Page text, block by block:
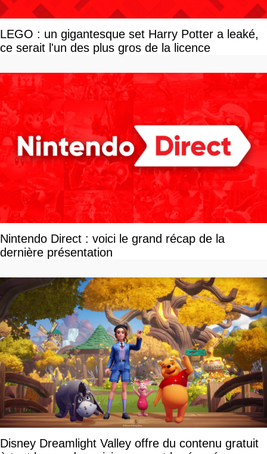
LEGO : un gigantesque set Harry Potter a leaké,
ce serait l'un des plus gros de la licence
Nintendo Direct : voici le grand récap de la
dernière présentation
Disney Dreamlight Valley offre du contenu gratuit